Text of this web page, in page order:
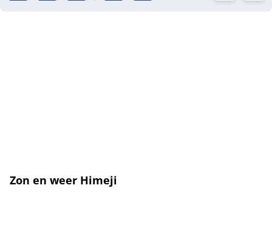
Zon en weer Himeji